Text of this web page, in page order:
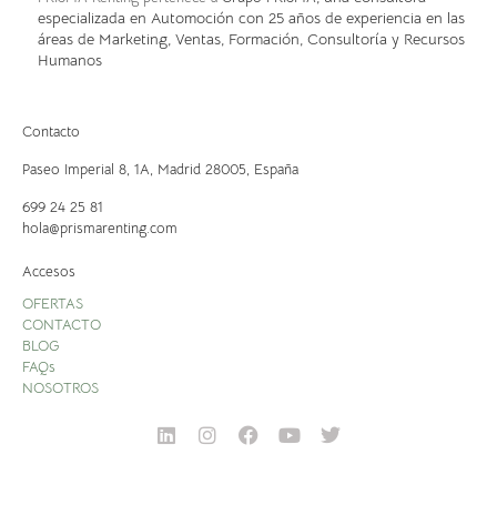
especializada en Automoción con 25 años de experiencia en las
áreas de Marketing, Ventas, Formación, Consultoría y Recursos
Humanos
Contacto
Paseo Imperial 8, 1A, Madrid 28005, España
699 24 25 81
hola@prismarenting.com
Accesos
OFERTAS
CONTACTO
BLOG
FAQs
NOSOTROS